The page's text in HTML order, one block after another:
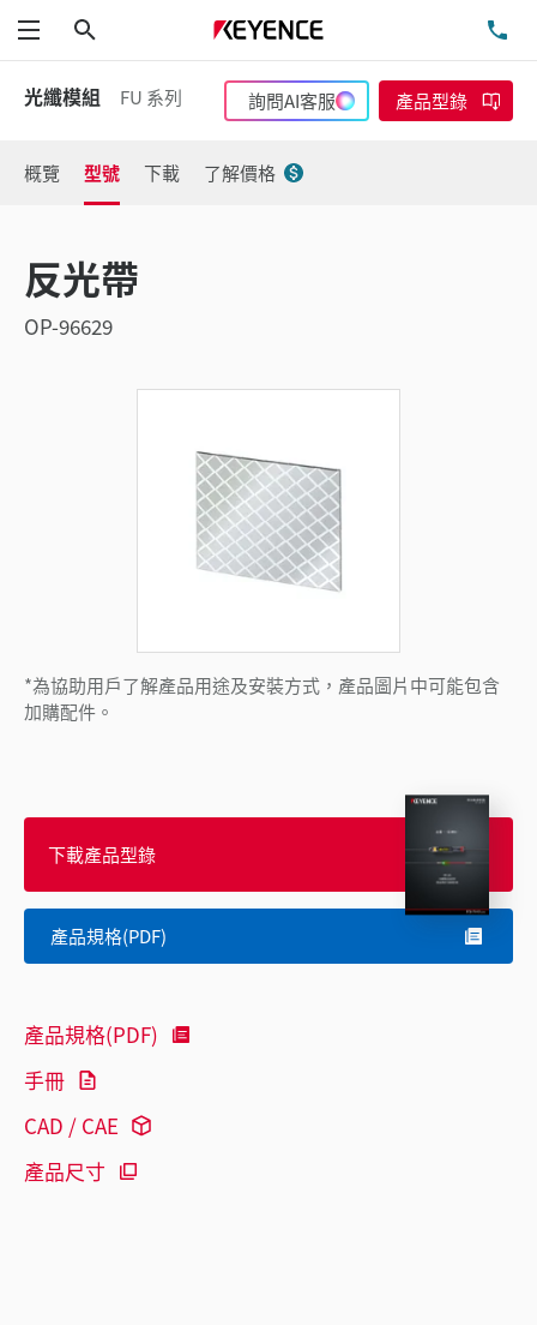
功能表
光纖模組 FU 系列 詢問AI客服 產品型錄
概覽 型號 下載 了解價格
反光帶
OP-96629
*為協助用戶了解產品用途及安裝方式，產品圖片中可能包含
加購配件。
下載產品型錄
產品規格(PDF)
產品規格(PDF)
手冊
CAD / CAE
產品尺寸